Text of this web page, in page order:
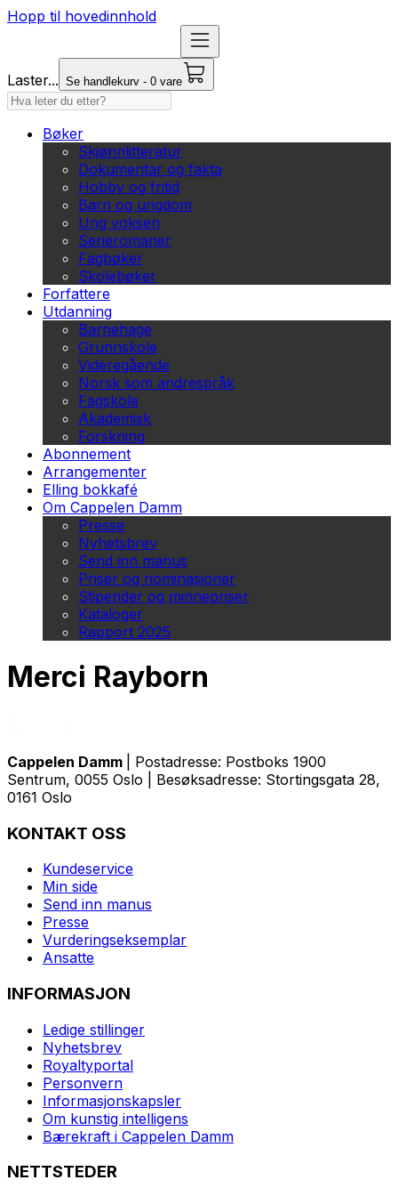
Hopp til hovedinnhold
Laster... Se handlekurv - 0 vare
Bøker
Skjønnlitteratur
Dokumentar og fakta
Hobby og fritid
Barn og ungdom
Ung voksen
Serieromaner
Fagbøker
Skolebøker
Forfattere
Utdanning
Barnehage
Grunnskole
Videregående
Norsk som andrespråk
Fagskole
Akademisk
Forskning
Abonnement
Arrangementer
Elling bokkafé
Om Cappelen Damm
Presse
Nyhetsbrev
Send inn manus
Priser og nominasjoner
Stipender og minnepriser
Kataloger
Rapport 2025
Merci Rayborn
Cappelen Damm
| Postadresse: Postboks 1900
Sentrum, 0055 Oslo | Besøksadresse: Stortingsgata 28,
0161 Oslo
KONTAKT OSS
Kundeservice
Min side
Send inn manus
Presse
Vurderingseksemplar
Ansatte
INFORMASJON
Ledige stillinger
Nyhetsbrev
Royaltyportal
Personvern
Informasjonskapsler
Om kunstig intelligens
Bærekraft i Cappelen Damm
NETTSTEDER